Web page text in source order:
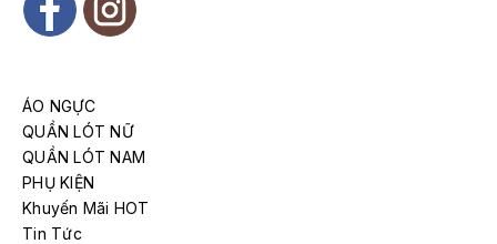
ÁO NGỰC
QUẦN LÓT NỮ
QUẦN LÓT NAM
PHỤ KIỆN
Khuyến Mãi HOT
Tin Tức